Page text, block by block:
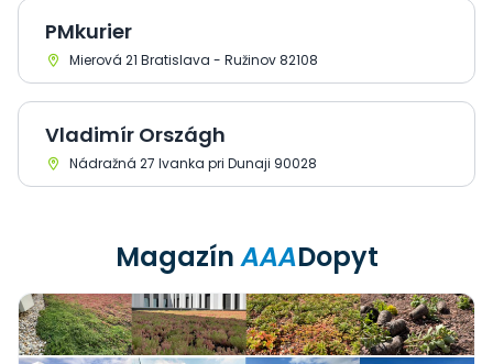
PMkurier
Mierová 21 Bratislava - Ružinov 82108
Vladimír Országh
Nádražná 27 Ivanka pri Dunaji 90028
MagazínAAADopyt